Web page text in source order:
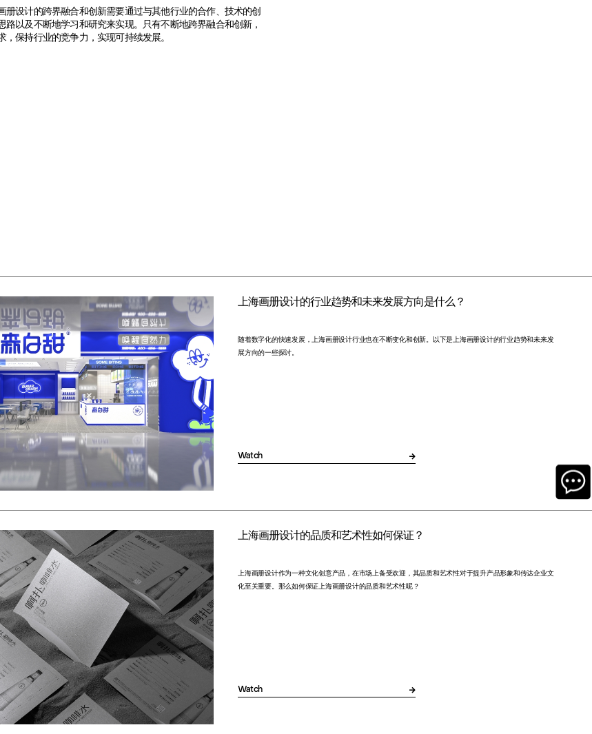
设计的跨界融合和创新需要通过与其他行业的合作、技术的创
路以及不断地学习和研究来实现。只有不断地跨界融合和创新，
，保持行业的竞争力，实现可持续发展。
上海画册设计的行业趋势和未来发展方向是什么？
随着数字化的快速发展，上海画册设计行业也在不断变化和创新。以下是上海画册设计的行业趋势和未来发
展方向的一些探讨。
Watch
上海画册设计的品质和艺术性如何保证？
上海画册设计作为一种文化创意产品，在市场上备受欢迎，其品质和艺术性对于提升产品形象和传达企业文
化至关重要。那么如何保证上海画册设计的品质和艺术性呢？
Watch